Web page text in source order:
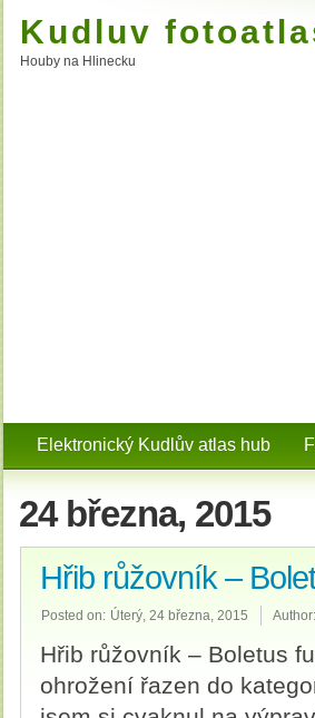
Kudluv
Houby na Hlinecku
Elektronický Kudlův atlas hub
24 března, 2015
Hřib růžovník –
Posted on: Úterý, 24 března, 2015 Author:
Hřib růžovník – Boletus
ohrožení řazen do